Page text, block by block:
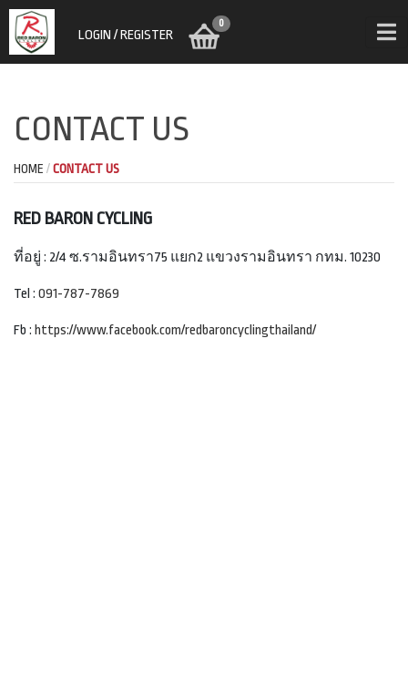
LOGIN / REGISTER
0
CONTACT US
HOME CONTACT US
RED BARON CYCLING
ที่อยู่ : 2/4 ซ.รามอินทรา75 แยก2 แขวงรามอินทรา กทม. 10230
Tel : 091-787-7869
Fb : https://www.facebook.com/redbaroncyclingthailand/